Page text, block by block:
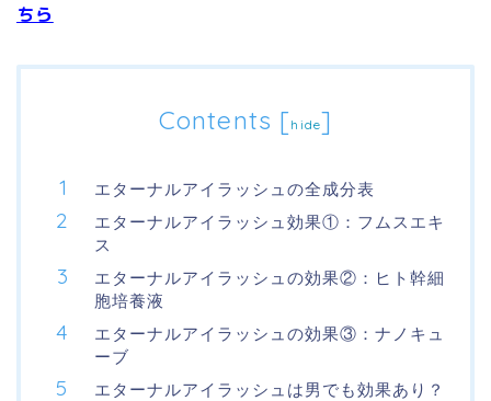
ちら
Contents [hide]
エターナルアイラッシュの全成分表
エターナルアイラッシュ効果①：フムスエキ
ス
エターナルアイラッシュの効果②：ヒト幹細
胞培養液
エターナルアイラッシュの効果③：ナノキュ
ーブ
エターナルアイラッシュは男でも効果あり？